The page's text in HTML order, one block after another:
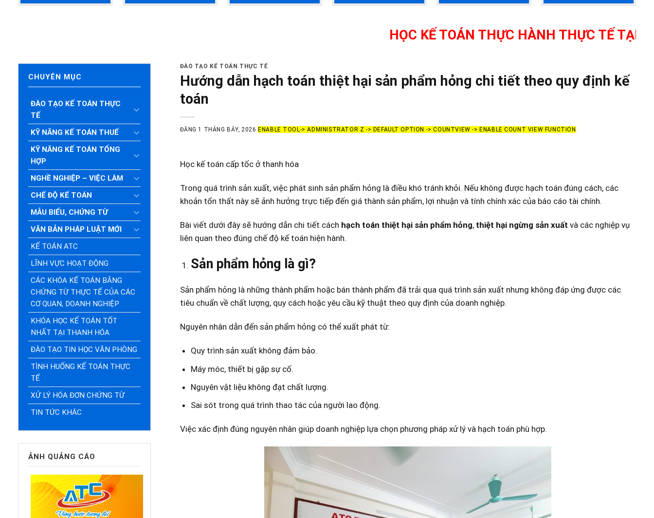
HỌC KẾ TOÁN THỰC HÀNH THỰC TẾ TẠI THANH
CHUYÊN MỤC
ĐÀO TẠO KẾ TOÁN THỰC
TẾ
KỸ NĂNG KẾ TOÁN THUẾ
KỸ NĂNG KẾ TOÁN TỔNG
HỢP
NGHỀ NGHIỆP – VIỆC LÀM
CHẾ ĐỘ KẾ TOÁN
MẪU BIỂU, CHỨNG TỪ
VĂN BẢN PHÁP LUẬT MỚI
KẾ TOÁN ATC
LĨNH VỰC HOẠT ĐỘNG
CÁC KHÓA KẾ TOÁN BẰNG
CHỨNG TỪ THỰC TẾ CỦA CÁC
CƠ QUAN, DOANH NGHIỆP
KHÓA HỌC KẾ TOÁN TỐT
NHẤT TẠI THANH HÓA
ĐÀO TẠO TIN HỌC VĂN PHÒNG
TÌNH HUỐNG KẾ TOÁN THỰC
TẾ
XỬ LÝ HÓA ĐƠN CHỨNG TỪ
TIN TỨC KHÁC
ẢNH QUẢNG CÁO
ĐÀO TẠO KẾ TOÁN THỰC TẾ
Hướng dẫn hạch toán thiệt hại sản phẩm hỏng chi tiết theo quy định kế
toán
ĐĂNG 1 THÁNG BẢY, 2026 ENABLE TOOL-> ADMINISTRATOR Z -> DEFAULT OPTION -> COUNTVIEW -> ENABLE COUNT VIEW FUNCTION
Học kế toán cấp tốc ở thanh hóa
Trong quá trình sản xuất, việc phát sinh sản phẩm hỏng là điều khó tránh khỏi. Nếu không được hạch toán đúng cách, các
khoản tổn thất này sẽ ảnh hưởng trực tiếp đến giá thành sản phẩm, lợi nhuận và tính chính xác của báo cáo tài chính.
Bài viết dưới đây sẽ hướng dẫn chi tiết cách hạch toán thiệt hại sản phẩm hỏng, thiệt hại ngừng sản xuất và các nghiệp vụ
liên quan theo đúng chế độ kế toán hiện hành.
Sản phẩm hỏng là gì?
Sản phẩm hỏng là những thành phẩm hoặc bán thành phẩm đã trải qua quá trình sản xuất nhưng không đáp ứng được các
tiêu chuẩn về chất lượng, quy cách hoặc yêu cầu kỹ thuật theo quy định của doanh nghiệp.
Nguyên nhân dẫn đến sản phẩm hỏng có thể xuất phát từ:
Quy trình sản xuất không đảm bảo.
Máy móc, thiết bị gặp sự cố.
Nguyên vật liệu không đạt chất lượng.
Sai sót trong quá trình thao tác của người lao động.
Việc xác định đúng nguyên nhân giúp doanh nghiệp lựa chọn phương pháp xử lý và hạch toán phù hợp.